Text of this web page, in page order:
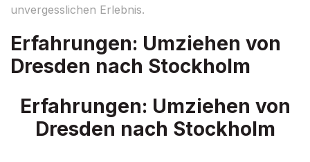
unvergesslichen Erlebnis.
Erfahrungen: Umziehen von
Dresden nach Stockholm
Erfahrungen: Umziehen von
Dresden nach Stockholm